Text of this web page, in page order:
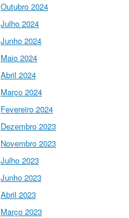
Ministério da Ciência foi o
momento fundamental
para a mudança do
par…
I Gulbenkian Ciência
Fantastic
closing up of
week with a talk about
"Communicating at the
Speed of Science" with
the…
Outubro 2024
Julho 2024
Junho 2024
Maio 2024
Abril 2024
Março 2024
Fevereiro 2024
Dezembro 2023
Novembro 2023
Julho 2023
Junho 2023
Abril 2023
Março 2023